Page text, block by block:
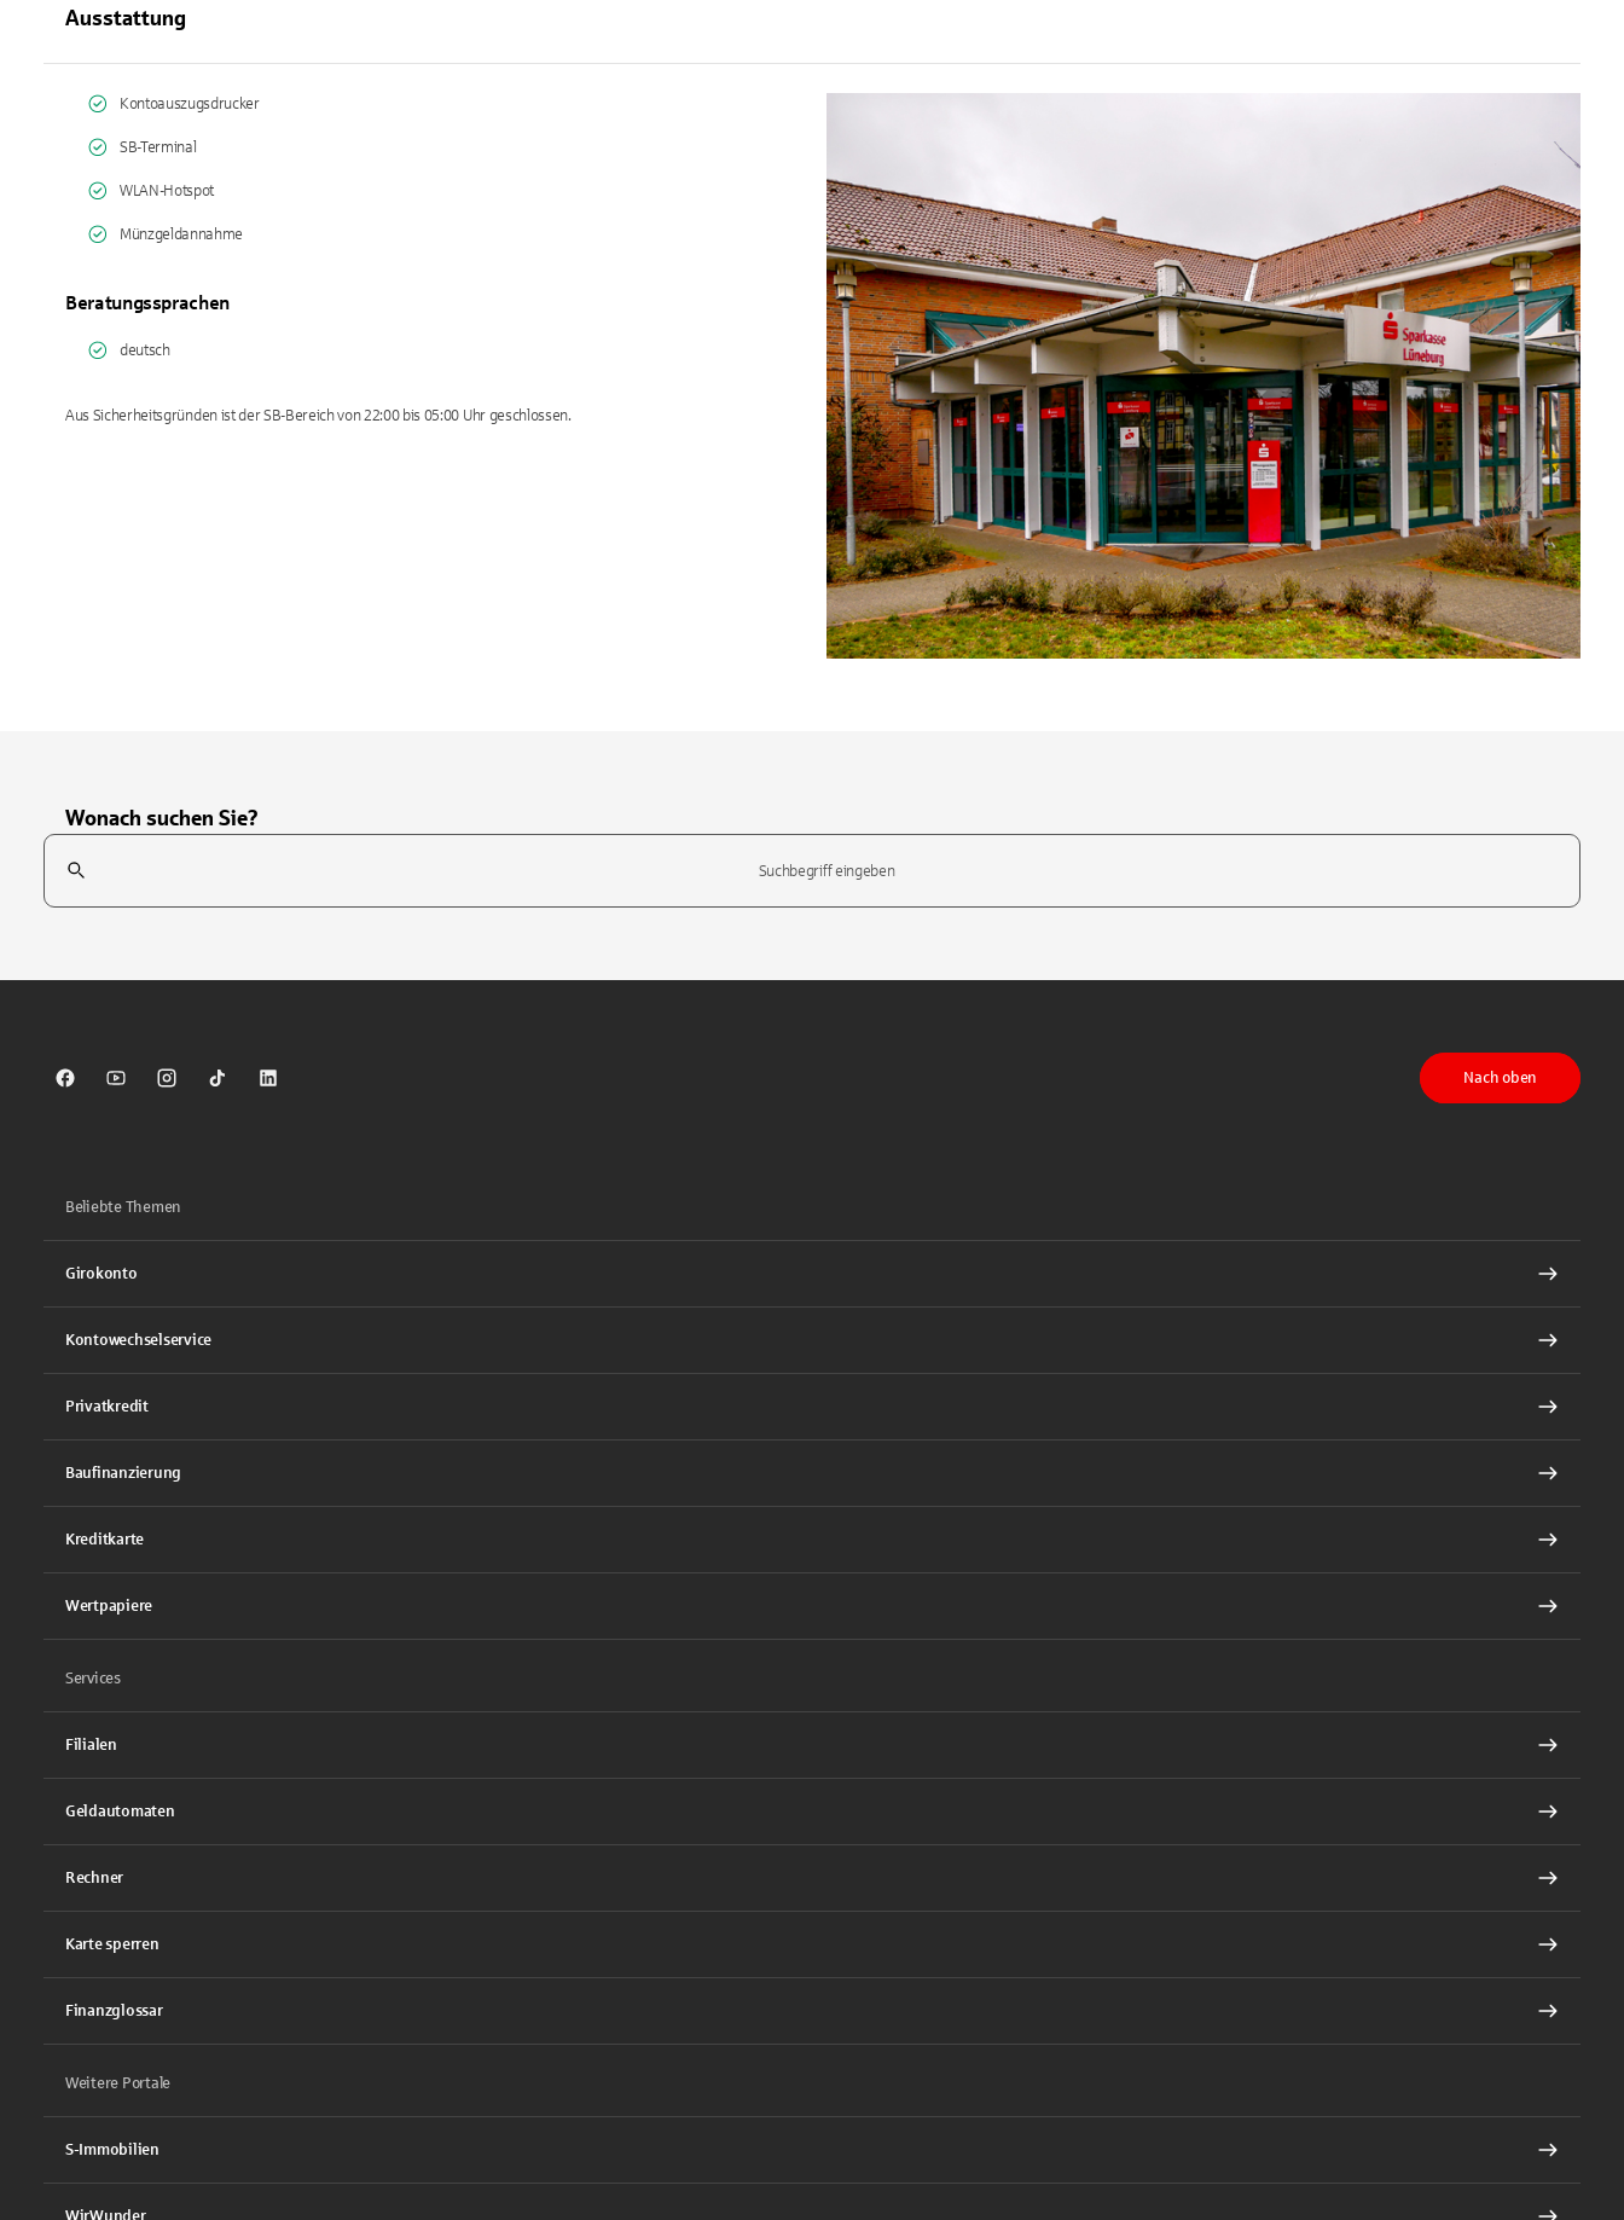
Ausstattung
Kontoauszugsdrucker
SB-Terminal
WLAN-Hotspot
Münzgeldannahme
Beratungssprachen
deutsch
Aus Sicherheitsgründen ist der SB-Bereich von 22:00 bis 05:00 Uhr geschlossen.
Wonach suchen Sie?
Suchfeld
Sparkasse auf Facebook
Sparkasse auf Youtube
Sparkasse auf Instagram
Sparkasse auf TikTok
Sparkasse auf LinkedIn
Nach oben
Beliebte Themen
Girokonto
Kontowechselservice
Privatkredit
Baufinanzierung
Kreditkarte
Wertpapiere
Services
Filialen
Geldautomaten
Rechner
Karte sperren
Finanzglossar
Weitere Portale
S-Immobilien
WirWunder